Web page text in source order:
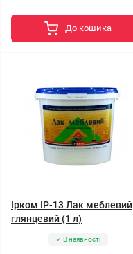
До кошика
Ірком ІР-13 Лак меблевий
глянцевий (1 л)
В наявності